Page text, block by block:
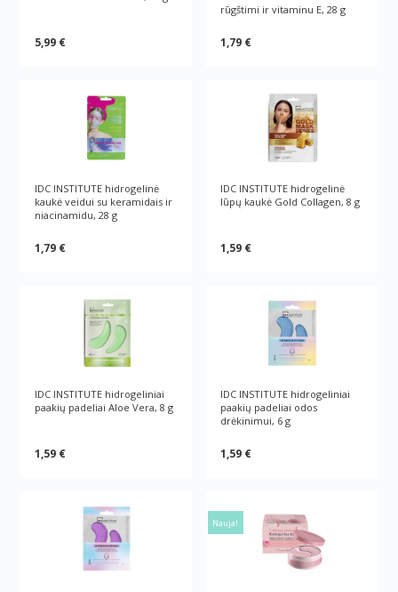
5,99 €
rūgštimi ir vitaminu E, 28 g
1,79 €
IDC INSTITUTE hidrogelinė
kaukė veidui su keramidais ir
niacinamidu, 28 g
1,79 €
IDC INSTITUTE hidrogelinė
lūpų kaukė Gold Collagen, 8 g
1,59 €
IDC INSTITUTE hidrogeliniai
paakių padeliai Aloe Vera, 8 g
1,59 €
IDC INSTITUTE hidrogeliniai
paakių padeliai odos
drėkinimui, 6 g
1,59 €
Nauja!